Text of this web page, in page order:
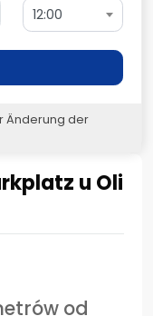
u Oli
od
12:00
Änderung der